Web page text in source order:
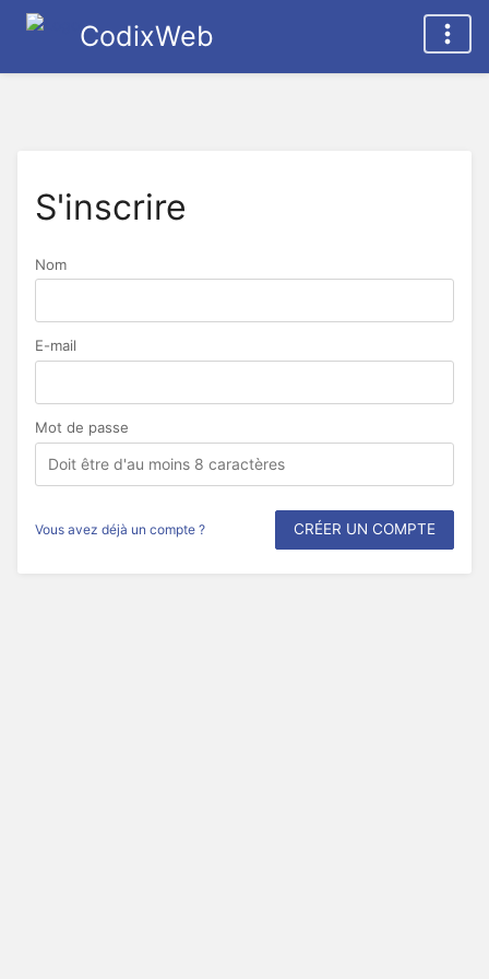
CodixWeb
S'inscrire
Nom
E-mail
Mot de passe
Vous avez déjà un compte ? CRÉER UN COMPTE